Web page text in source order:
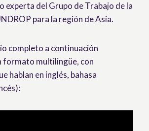
experta del Grupo de Trabajo de la
para la región de Asia.
completo a continuación
formato multilingüe, con
hablan en inglés, bahasa